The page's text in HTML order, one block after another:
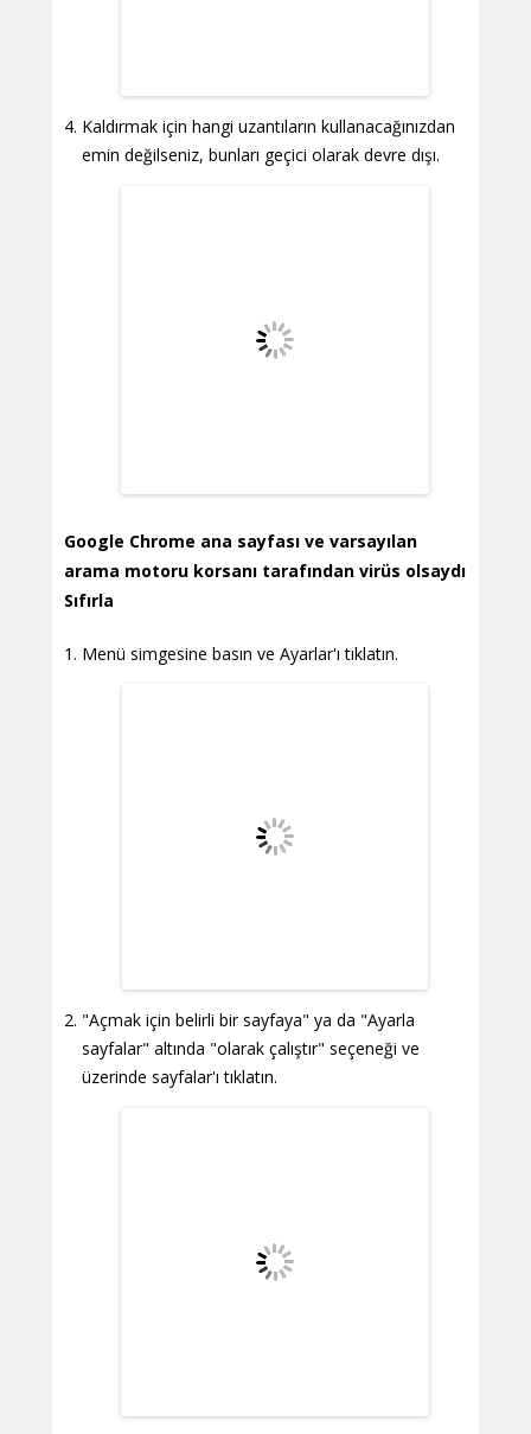
Kaldırmak için hangi uzantıların kullanacağınızdan
emin değilseniz, bunları geçici olarak devre dışı.
Google Chrome ana sayfası ve varsayılan
arama motoru korsanı tarafından virüs olsaydı
Sıfırla
Menü simgesine basın ve Ayarlar'ı tıklatın.
"Açmak için belirli bir sayfaya" ya da "Ayarla
sayfalar" altında "olarak çalıştır" seçeneği ve
üzerinde sayfalar'ı tıklatın.